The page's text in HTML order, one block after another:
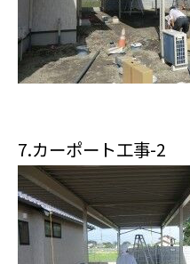
7.カーポート工事-2